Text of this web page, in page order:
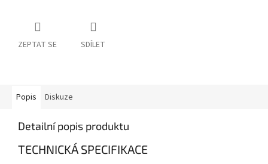
ZEPTAT SE SDÍLET
Popis Diskuze
Detailní popis produktu
TECHNICKÁ SPECIFIKACE